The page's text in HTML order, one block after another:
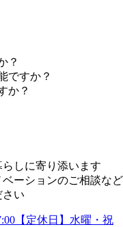
？
ですか？
か？
しに寄り添います
ーションのご相談など
さい
【定休日】水曜・祝